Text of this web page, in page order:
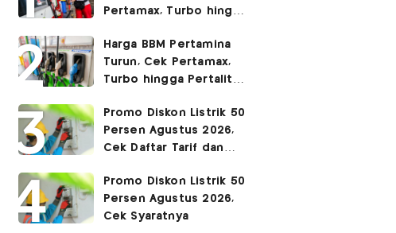
Pertamax, Turbo hingga
2026
Harga BBM Pertamina
Turun, Cek Pertamax,
Turbo hingga Pertalite
Promo Diskon Listrik 50
Persen Agustus 2026,
Cek Daftar Tarif dan
Promo Diskon Listrik 50
Persen Agustus 2026,
Cek Syaratnya